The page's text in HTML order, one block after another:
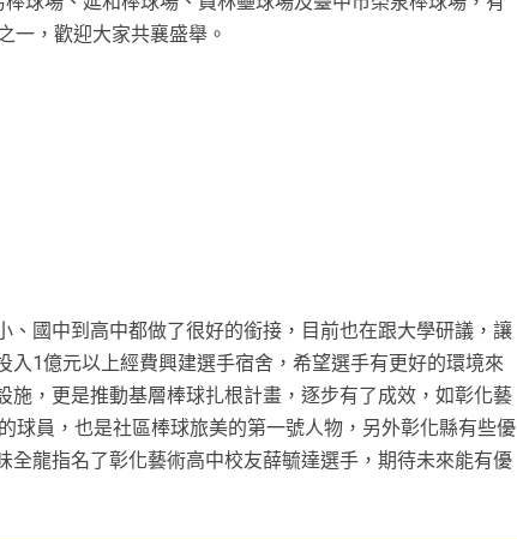
一，歡迎大家共襄盛舉。
國中到高中都做了很好的銜接，目前也在跟大學研議，讓
1億元以上經費興建選手宿舍，希望選手有更好的環境來
，更是推動基層棒球扎根計畫，逐步有了成效，如彰化藝
球員，也是社區棒球旅美的第一號人物，另外彰化縣有些優
龍指名了彰化藝術高中校友薛毓達選手，期待未來能有優